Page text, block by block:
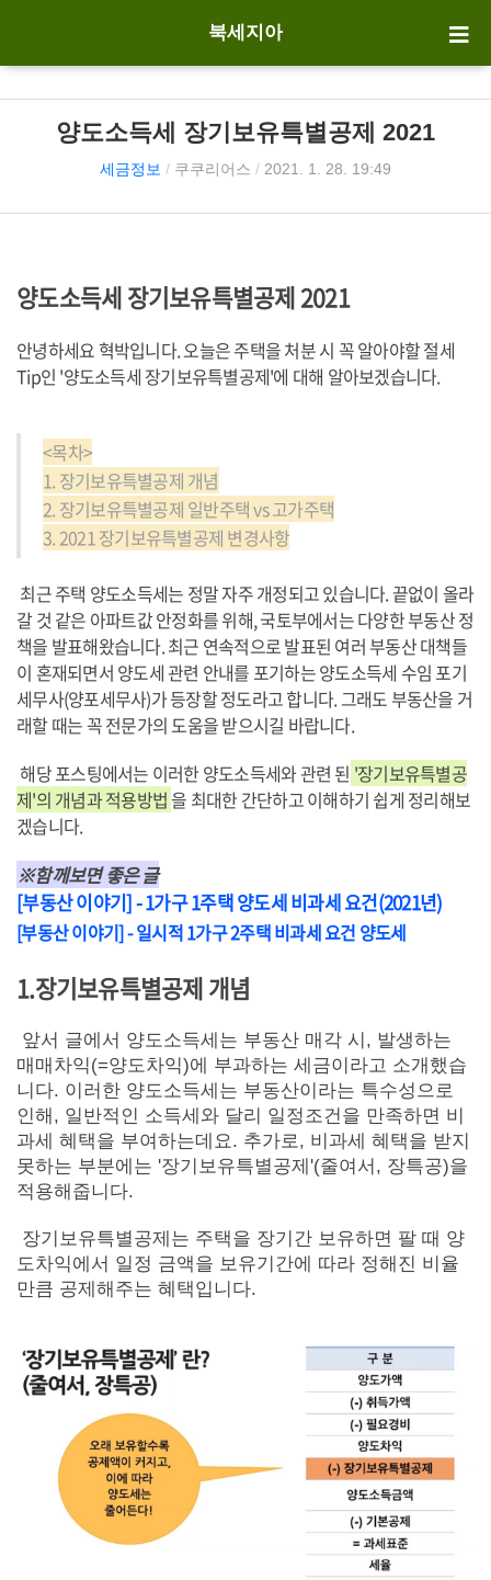
북세지아
양도소득세 장기보유특별공제 2021
세금정보 / 쿠쿠리어스 / 2021. 1. 28. 19:49
양도소득세 장기보유특별공제 2021
안녕하세요 혁박입니다. 오늘은 주택을 처분 시 꼭 알아야할 절세
Tip인 '양도소득세 장기보유특별공제'에 대해 알아보겠습니다.
<목차>
1. 장기보유특별공제 개념
2. 장기보유특별공제 일반주택 vs 고가주택
3. 2021 장기보유특별공제 변경사항
최근 주택 양도소득세는 정말 자주 개정되고 있습니다. 끝없이 올라
갈 것 같은 아파트값 안정화를 위해, 국토부에서는 다양한 부동산 정
책을 발표해왔습니다. 최근 연속적으로 발표된 여러 부동산 대책들
이 혼재되면서 양도세 관련 안내를 포기하는 양도소득세 수임 포기
세무사(양포세무사)가 등장할 정도라고 합니다. 그래도 부동산을 거
래할 때는 꼭 전문가의 도움을 받으시길 바랍니다.
해당 포스팅에서는 이러한 양도소득세와 관련 된 '장기보유특별공
제'의 개념과 적용방법을 최대한 간단하고 이해하기 쉽게 정리해보
겠습니다.
※함께보면 좋은 글
[부동산 이야기] - 1가구 1주택 양도세 비과세 요건(2021년)
[부동산 이야기] - 일시적 1가구 2주택 비과세 요건 양도세
1.장기보유특별공제 개념
앞서 글에서 양도소득세는 부동산 매각 시, 발생하는
매매차익(=양도차익)에 부과하는 세금이라고 소개했습
니다. 이러한 양도소득세는 부동산이라는 특수성으로
인해, 일반적인 소득세와 달리 일정조건을 만족하면 비
과세 혜택을 부여하는데요. 추가로, 비과세 혜택을 받지
못하는 부분에는 '장기보유특별공제'(줄여서, 장특공)을
적용해줍니다.
장기보유특별공제는 주택을 장기간 보유하면 팔 때 양
도차익에서 일정 금액을 보유기간에 따라 정해진 비율
만큼 공제해주는 혜택입니다.